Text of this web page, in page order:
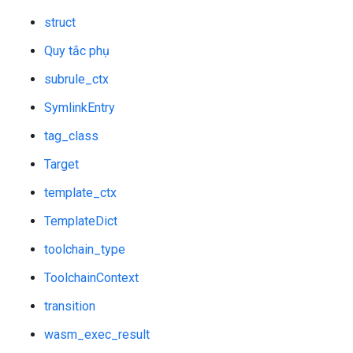
struct
Quy tắc phụ
subrule_ctx
SymlinkEntry
tag_class
Target
template_ctx
TemplateDict
toolchain_type
ToolchainContext
transition
wasm_exec_result